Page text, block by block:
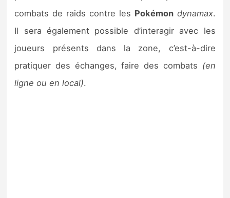
combats de raids contre les Pokémon dynamax.
Il sera également possible d’interagir avec les
joueurs présents dans la zone, c’est-à-dire
pratiquer des échanges, faire des combats (en
ligne ou en local).